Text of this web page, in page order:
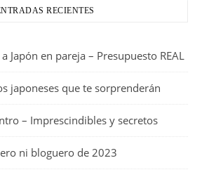
RECIENTES
Japón en pareja – Presupuesto REAL
japoneses que te sorprenderán
– Imprescindibles y secretos
ni bloguero de 2023